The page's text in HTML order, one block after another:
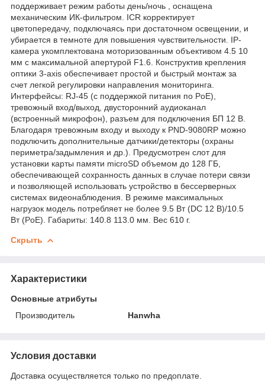
поддерживает режим работы день/ночь , оснащена
механическим ИК-фильтром. ICR корректирует
цветопередачу, подключаясь при достаточном освещении, и
убирается в темноте для повышения чувствительности. IP-
камера укомплектована моторизованным объективом 4.5 10
мм с максимальной апертурой F1.6. Конструктив крепления
оптики 3-axis обеспечивает простой и быстрый монтаж за
счет легкой регулировки направления мониторинга.
Интерфейсы: RJ-45 (с поддержкой питания по PoE),
тревожный вход/выход, двусторонний аудиоканал
(встроенный микрофон), разъем для подключения БП 12 В.
Благодаря тревожным входу и выходу к PND-9080RP можно
подключить дополнительные датчики/детекторы (охраны
периметра/задымления и др.). Предусмотрен слот для
установки карты памяти microSD объемом до 128 ГБ,
обеспечивающей сохранность данных в случае потери связи
и позволяющей использовать устройство в бессерверных
системах видеонаблюдения. В режиме максимальных
нагрузок модель потребляет не более 9.5 Вт (DC 12 В)/10.5
Вт (PoE). Габариты: 140.8 113.0 мм. Вес 610 г.
Скрыть
Характеристики
Основные атрибуты
Производитель
Hanwha
Условия доставки
Доставка осуществляется только по предоплате.